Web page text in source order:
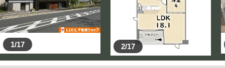
1/17 2/17